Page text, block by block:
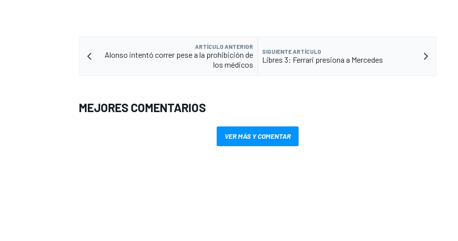
ARTÍCULO ANTERIOR
Alonso intentó correr pese a la prohibición de
los médicos
SIGUIENTE ARTÍCULO
Libres 3: Ferrari presiona a Mercedes
MEJORES COMENTARIOS
VER MÁS Y COMENTAR